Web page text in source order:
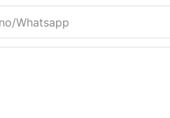
whatsapp